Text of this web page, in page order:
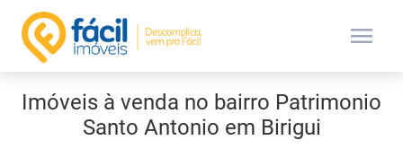
menu
Imóveis à venda no bairro Patrimonio
Santo Antonio em Birigui